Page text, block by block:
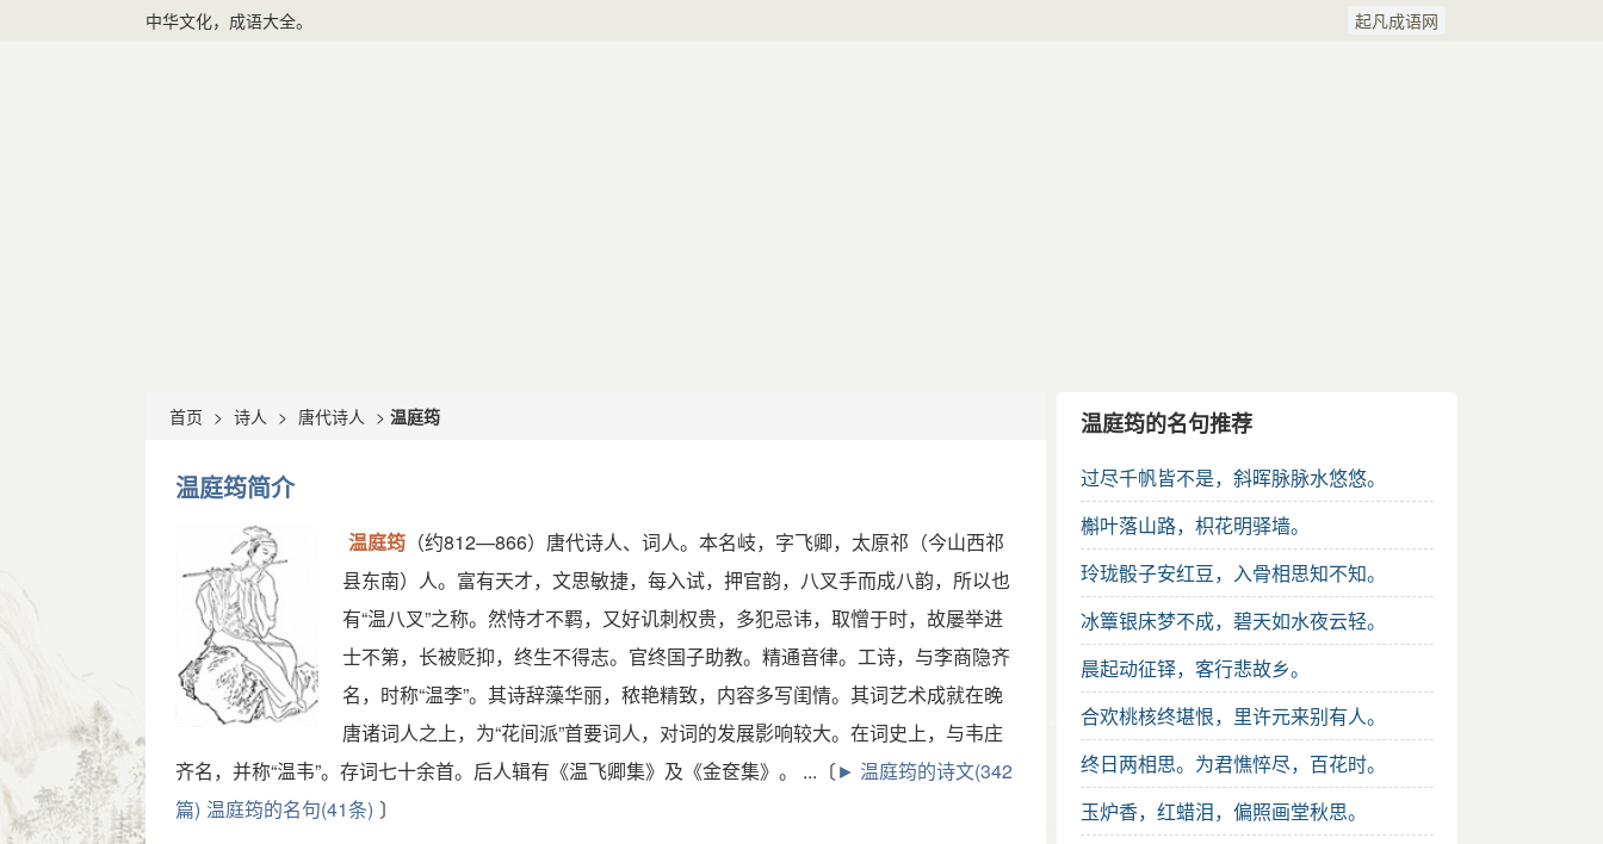
中华文化，成语大全。 起凡成语网
首页 > 诗人 > 唐代诗人 > 温庭筠
温庭筠简介
温庭筠 （约812—866）唐代诗人、词人。本名岐，字飞卿，太原祁（今山西祁
县东南）人。富有天才，文思敏捷，每入试，押官韵，八叉手而成八韵，所以也
有“温八叉”之称。然恃才不羁，又好讥刺权贵，多犯忌讳，取憎于时，故屡举进
士不第，长被贬抑，终生不得志。官终国子助教。精通音律。工诗，与李商隐齐
名，时称“温李”。其诗辞藻华丽，秾艳精致，内容多写闺情。其词艺术成就在晚
唐诸词人之上，为“花间派”首要词人，对词的发展影响较大。在词史上，与韦庄
齐名，并称“温韦”。存词七十余首。后人辑有《温飞卿集》及《金奁集》。 ...〔► 温庭筠的诗文(342
篇) 温庭筠的名句(41条) 〕
温庭筠的名句推荐
过尽千帆皆不是，斜晖脉脉水悠悠。
槲叶落山路，枳花明驿墙。
玲珑骰子安红豆，入骨相思知不知。
冰簟银床梦不成，碧天如水夜云轻。
晨起动征铎，客行悲故乡。
合欢桃核终堪恨，里许元来别有人。
终日两相思。为君憔悴尽，百花时。
玉炉香，红蜡泪，偏照画堂秋思。